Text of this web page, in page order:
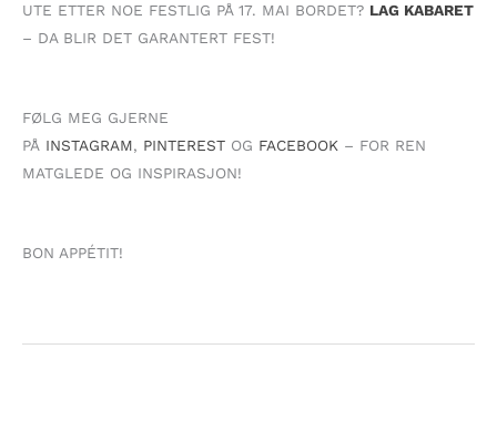
UTE ETTER NOE FESTLIG PÅ 17. MAI BORDET? LAG KABARET
– DA BLIR DET GARANTERT FEST!
FØLG MEG GJERNE
PÅ INSTAGRAM, PINTEREST OG FACEBOOK – FOR REN
MATGLEDE OG INSPIRASJON!
BON APPÉTIT!